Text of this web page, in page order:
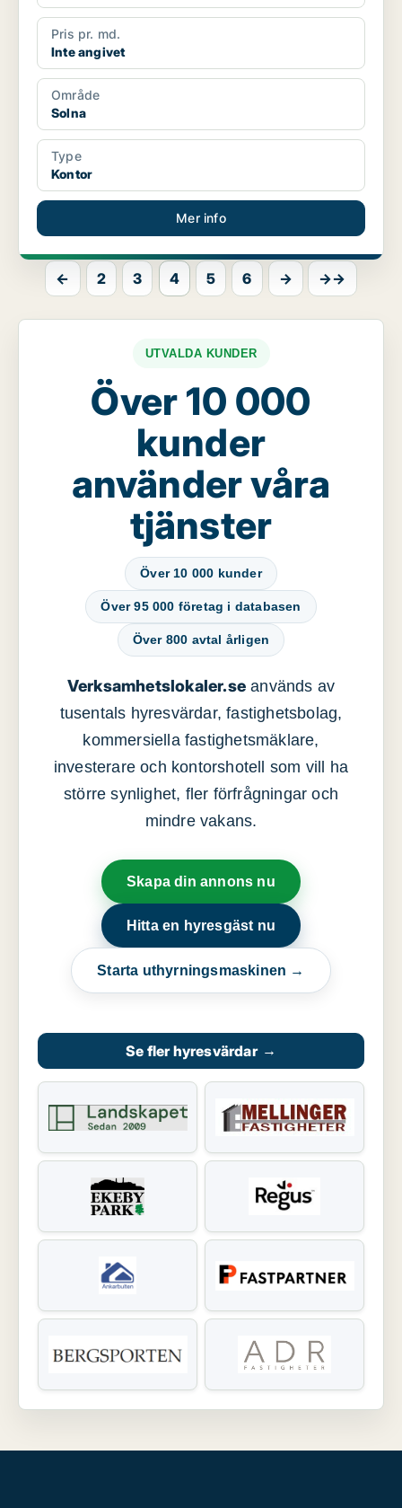
Pris pr. md.
Inte angivet
Område
Solna
Type
Kontor
Mer info
← 2 3 4 5 6 → →→
UTVALDA KUNDER
Över 10 000
kunder
använder våra
tjänster
Över 10 000 kunder
Över 95 000 företag i databasen
Över 800 avtal årligen
Verksamhetslokaler.se används av
tusentals hyresvärdar, fastighetsbolag,
kommersiella fastighetsmäklare,
investerare och kontorshotell som vill ha
större synlighet, fler förfrågningar och
mindre vakans.
Skapa din annons nu
Hitta en hyresgäst nu
Starta uthyrningsmaskinen →
Se fler hyresvärdar →